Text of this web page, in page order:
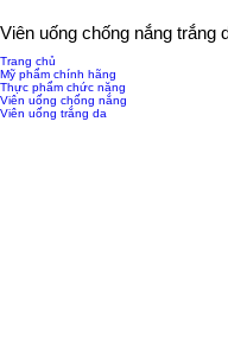
Viên uống chống nắng trắng
Trang chủ
Mỹ phẩm chính hãng
Thực phẩm chức năng
Viên uống chống nắng
Viên uống trắng da